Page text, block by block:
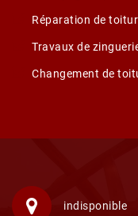
Réparation de
Travaux de
Changement de
indisponible